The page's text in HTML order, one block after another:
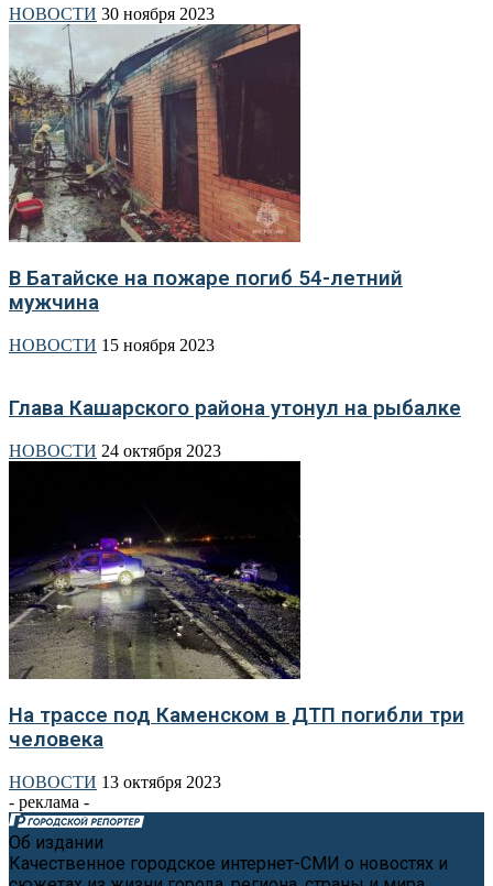
НОВОСТИ 30 ноября 2023
В Батайске на пожаре погиб 54-летний
мужчина
НОВОСТИ 15 ноября 2023
Глава Кашарского района утонул на рыбалке
НОВОСТИ 24 октября 2023
На трассе под Каменском в ДТП погибли три
человека
НОВОСТИ 13 октября 2023
- реклама -
Об издании
Качественное городское интернет-СМИ о новостях и